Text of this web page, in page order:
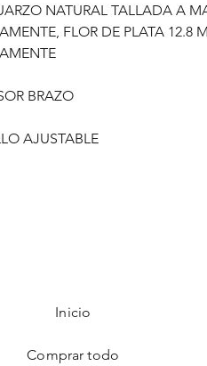
NATURAL TALLADA A
FLOR DE PLATA 12.8
BRAZO
AJUSTABLE
Inicio
Comprar todo